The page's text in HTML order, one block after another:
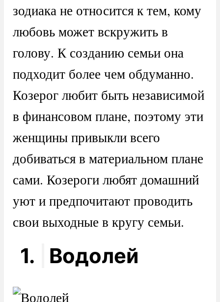
зодиака не относится к тем, кому
любовь может вскружить в
голову. К созданию семьи она
подходит более чем обдуманно.
Козерог любит быть независимой
в финансовом плане, поэтому эти
женщины привыкли всего
добиваться в материальном плане
сами. Козероги любят домашний
уют и предпочитают проводить
свои выходные в кругу семьи.
1. Водолей